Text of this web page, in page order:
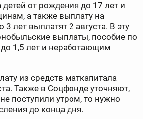
от рождения до 17 лет и
а также выплату на
3 лет выплатят 2 августа. В эту
выплаты, пособие по
до 1,5 лет и неработающим
из средств маткапитала
Также в Соцфонде уточняют,
поступили утром, то нужно
до конца дня.